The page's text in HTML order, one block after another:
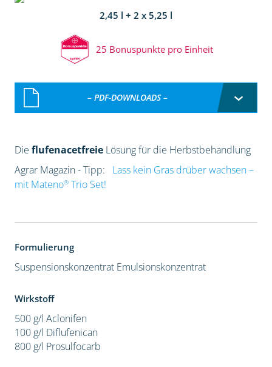
2,45 l + 2 x 5,25 l
25 Bonuspunkte pro Einheit
– PDF-DOWNLOADS –
Die flufenacetfreieLösung für die Herbstbehandlung
Agrar Magazin - Tipp:
Lass kein Gras drüber wachsen –
mit Mateno®Trio Set!
Formulierung
Suspensionskonzentrat Emulsionskonzentrat
Wirkstoff
500 g/l Aclonifen
100 g/l Diflufenican
800 g/l Prosulfocarb